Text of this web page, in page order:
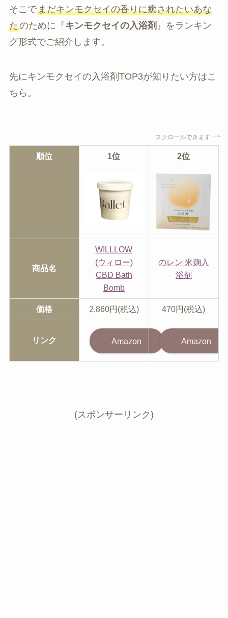
そこでまだキンモクセイの香りに癒されたいあな
たのために『キンモクセイの入浴剤 』をランキン
グ形式でご紹介します。
先にキンモクセイの入浴剤TOP3が知りたい方はこ
ちら。
スクロールできます
順位 1位 2位
商品名
WILLLOW
(ウィロー)
CBD Bath
Bomb
のレン 米麹入
浴剤
価格 2,860円(税込) 470円(税込)
リンク Amazon Amazon
(スポンサーリンク)